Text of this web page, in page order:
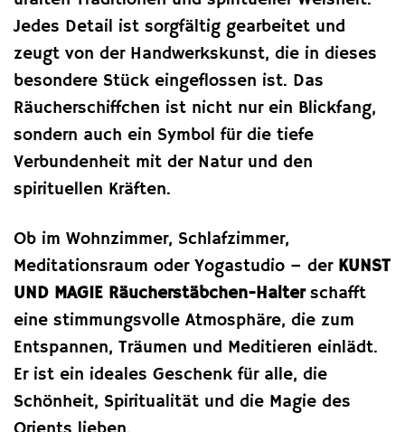
Jedes Detail ist sorgfältig gearbeitet und
zeugt von der Handwerkskunst, die in dieses
besondere Stück eingeflossen ist. Das
Räucherschiffchen ist nicht nur ein Blickfang,
sondern auch ein Symbol für die tiefe
Verbundenheit mit der Natur und den
spirituellen Kräften.
Ob im Wohnzimmer, Schlafzimmer,
Meditationsraum oder Yogastudio – der KUNST
UND MAGIE Räucherstäbchen-Halterschafft
eine stimmungsvolle Atmosphäre, die zum
Entspannen, Träumen und Meditieren einlädt.
Er ist ein ideales Geschenk für alle, die
Schönheit, Spiritualität und die Magie des